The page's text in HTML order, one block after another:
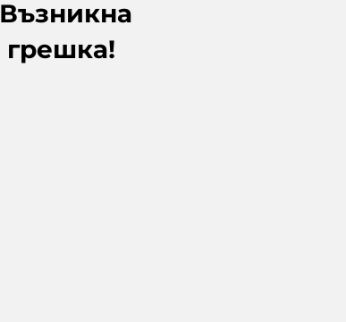
Възникна
грешка!